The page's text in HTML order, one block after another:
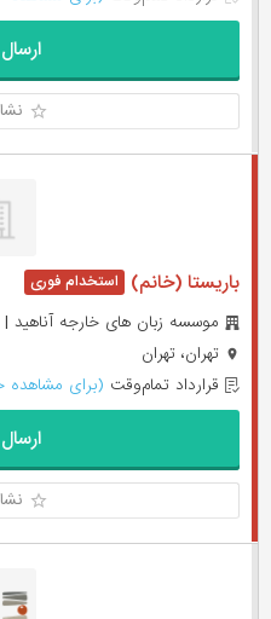
باریستا (خانم)
موسسه زبان هاى خارجه آناهيد | Anahid Foreign Languages Institute
تهران، تهران
قرارداد تمام‌وقت (برای مشاهده